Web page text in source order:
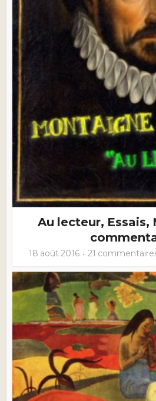
Au lecteur, Essais,
18 août 2016 21